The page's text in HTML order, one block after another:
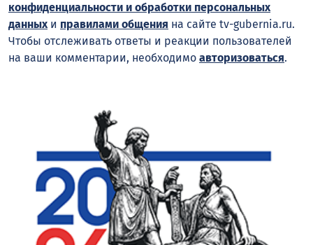
конфиденциальности и обработки персональных
данных и правилами общения на сайте tv-gubernia.ru.
Чтобы отслеживать ответы и реакции пользователей
на ваши комментарии, необходимо авторизоваться.